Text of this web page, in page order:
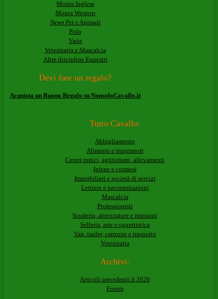
Monta Inglese
Monta Western
News Pet e Animali
Polo
Varie
Veterinaria e Mascalcia
Altre discipline Equestri
Devi fare un regalo?
Acquista un Buono Regalo su NonsoloCavallo.it
Tutto Cavallo:
Abbigliamento
Alimenti e integratori
Centri ippici, agriturismi, allevamenti
Igiene e cosmesi
Immobiliari e società di servizi
Lettiere e pavimentazioni
Mascalcia
Professionisti
Scuderia, attrezzature e impianti
Selleria, arte e oggettistica
Van, trailer, carrozze e trasporto
Veterinaria
Archivi:
Articoli precedenti il 2020
Forum